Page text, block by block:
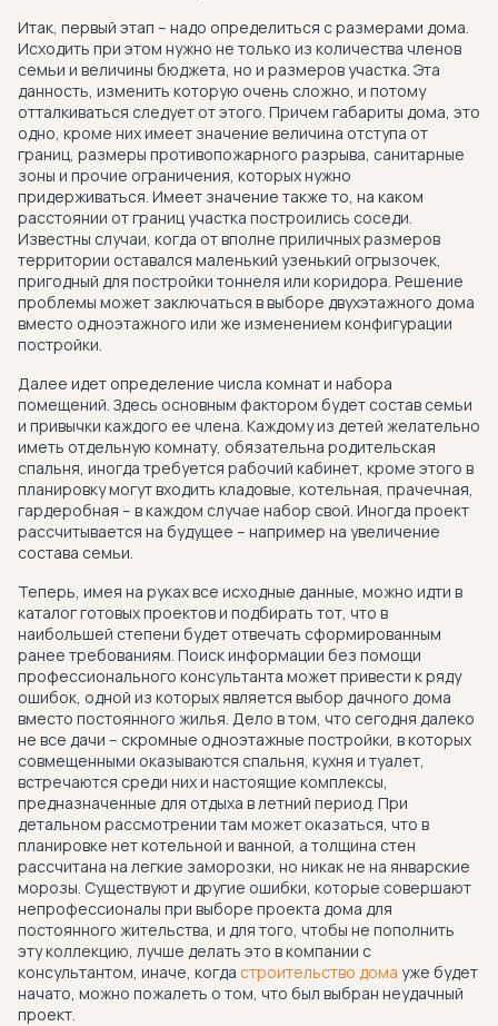
Итак, первый этап – надо определиться с размерами дома.
Исходить при этом нужно не только из количества членов
семьи и величины бюджета, но и размеров участка. Эта
данность, изменить которую очень сложно, и потому
отталкиваться следует от этого. Причем габариты дома, это
одно, кроме них имеет значение величина отступа от
границ, размеры противопожарного разрыва, санитарные
зоны и прочие ограничения, которых нужно
придерживаться. Имеет значение также то, на каком
расстоянии от границ участка построились соседи.
Известны случаи, когда от вполне приличных размеров
территории оставался маленький узенький огрызочек,
пригодный для постройки тоннеля или коридора. Решение
проблемы может заключаться в выборе двухэтажного дома
вместо одноэтажного или же изменением конфигурации
постройки.
Далее идет определение числа комнат и набора
помещений. Здесь основным фактором будет состав семьи
и привычки каждого ее члена. Каждому из детей желательно
иметь отдельную комнату, обязательна родительская
спальня, иногда требуется рабочий кабинет, кроме этого в
планировку могут входить кладовые, котельная, прачечная,
гардеробная – в каждом случае набор свой. Иногда проект
рассчитывается на будущее – например на увеличение
состава семьи.
Теперь, имея на руках все исходные данные, можно идти в
каталог готовых проектов и подбирать тот, что в
наибольшей степени будет отвечать сформированным
ранее требованиям. Поиск информации без помощи
профессионального консультанта может привести к ряду
ошибок, одной из которых является выбор дачного дома
вместо постоянного жилья. Дело в том, что сегодня далеко
не все дачи – скромные одноэтажные постройки, в которых
совмещенными оказываются спальня, кухня и туалет,
встречаются среди них и настоящие комплексы,
предназначенные для отдыха в летний период. При
детальном рассмотрении там может оказаться, что в
планировке нет котельной и ванной, а толщина стен
рассчитана на легкие заморозки, но никак не на январские
морозы. Существуют и другие ошибки, которые совершают
непрофессионалы при выборе проекта дома для
постоянного жительства, и для того, чтобы не пополнить
эту коллекцию, лучше делать это в компании с
консультантом, иначе, когда строительство дома уже будет
начато, можно пожалеть о том, что был выбран неудачный
проект.